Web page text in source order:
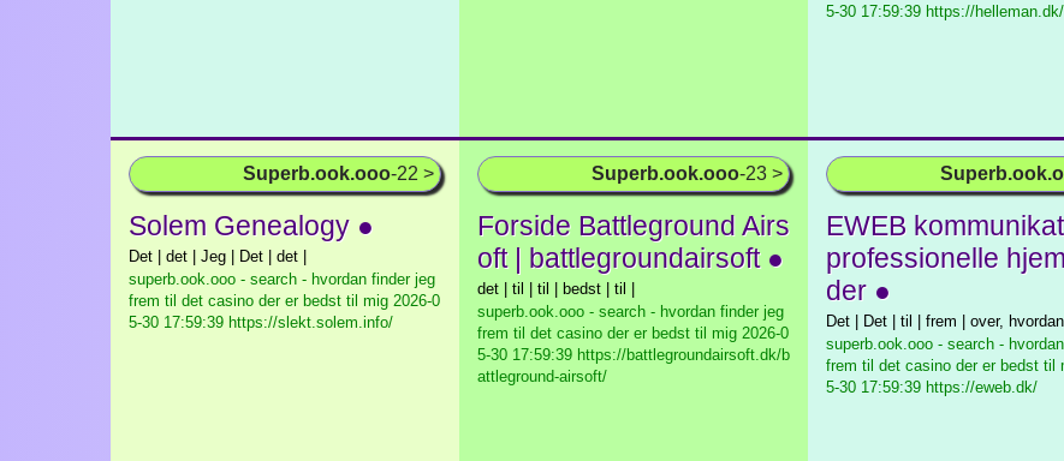
5-30 17:59:39 https://helleman.dk/
Superb.ook.ooo-22 >
Solem Genealogy ●
Det | det | Jeg | Det | det |
superb.ook.ooo - search - hvordan finder jeg
frem til det casino der er bedst til mig 2026-0
5-30 17:59:39 https://slekt.solem.info/
Superb.ook.ooo-23 >
Forside Battleground Airs
oft | battlegroundairsoft ●
det | til | til | bedst | til |
superb.ook.ooo - search - hvordan finder jeg
frem til det casino der er bedst til mig 2026-0
5-30 17:59:39 https://battlegroundairsoft.dk/b
attleground-airsoft/
EWEB
professionelle
der ●
Det | Det | til | frem | over, hvordan |
superb.ook.ooo - search -
frem til det casino der er bedst til
5-30 17:59:39 https://eweb.dk/